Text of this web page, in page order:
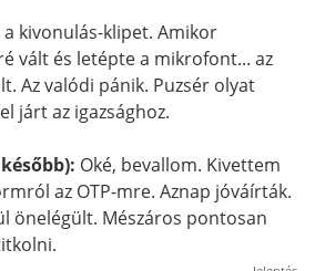
kivonulás-klipet. Amikor
vált és letépte a mikrofont... az
Az valódi pánik. Puzsér olyat
járt az igazsághoz.
később): Oké, bevallom. Kivettem
az OTP-mre. Aznap jóváírták.
önelégült. Mészáros pontosan